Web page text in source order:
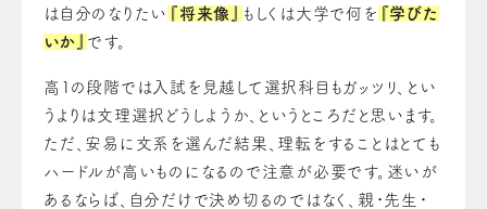
は自分のなりたい
『将来像』 もしくは大学で何を 『学びた
いか』 です。
高１の段階では入試を見越して選択科目もガッツリ、とい
うよりは文理選択どうしようか、というところだと思います。
ただ、安易に文系を選んだ結果、理転をすることはとても
ハードルが高いものになるので注意が必要です。迷いが
あるならば、自分だけで決め切るのではなく、親・先生・